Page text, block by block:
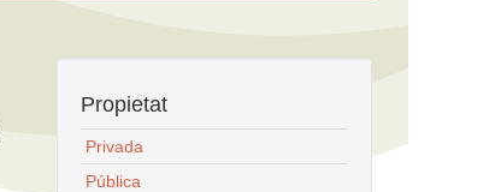
Propietat
Privada
Pública